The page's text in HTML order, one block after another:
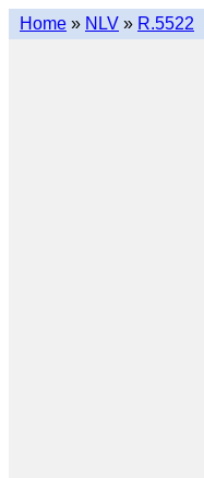
Home » NLV » R.5522